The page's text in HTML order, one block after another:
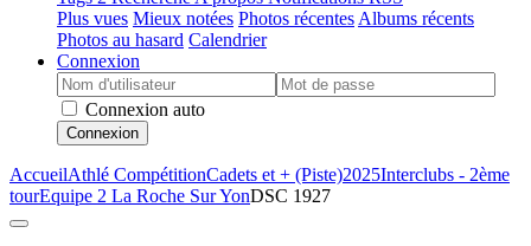
Plus vues Mieux notées Photos récentes Albums récents
Photos au hasard Calendrier
Connexion
Connexion auto
Connexion
AccueilAthlé CompétitionCadets et + (Piste)2025Interclubs - 2ème
tourEquipe 2 La Roche Sur YonDSC 1927